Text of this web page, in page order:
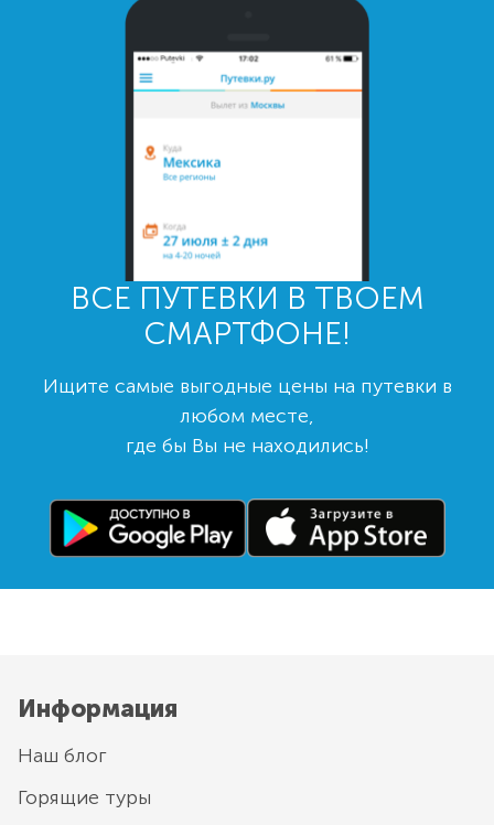
ВСЕ ПУТЕВКИ В ТВОЕМ
СМАРТФОНЕ!
Ищите самые выгодные цены на путевки в
любом месте,
где бы Вы не находились!
Информация
Наш блог
Горящие туры